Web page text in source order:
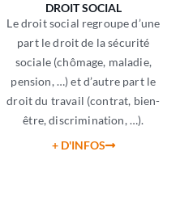
DROIT SOCIAL
Le droit social regroupe d’une
part le droit de la sécurité
sociale (chômage, maladie,
pension, …) et d’autre part le
droit du travail (contrat, bien-
être, discrimination, …).
+ D'INFOS